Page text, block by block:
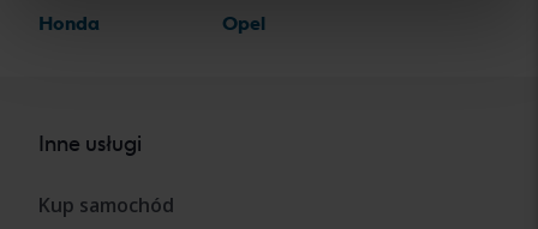
Honda
Opel
Inne usługi
Kup samochód